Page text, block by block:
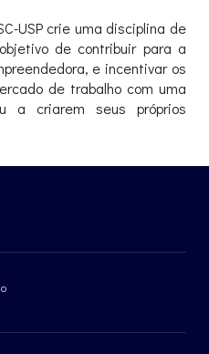
USP crie uma disciplina de
de contribuir para a
e incentivar os
de trabalho com uma
a criarem seus próprios